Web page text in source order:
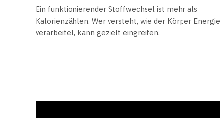
Ein funktionierender Stoffwechsel ist mehr als
Kalorienzählen. Wer versteht, wie der Körper Energie
verarbeitet, kann gezielt eingreifen.